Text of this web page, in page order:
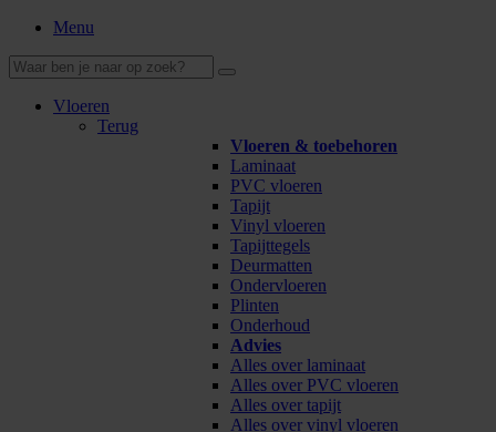
Menu
Vloeren
Terug
Vloeren & toebehoren
Laminaat
PVC vloeren
Tapijt
Vinyl vloeren
Tapijttegels
Deurmatten
Ondervloeren
Plinten
Onderhoud
Advies
Alles over laminaat
Alles over PVC vloeren
Alles over tapijt
Alles over vinyl vloeren